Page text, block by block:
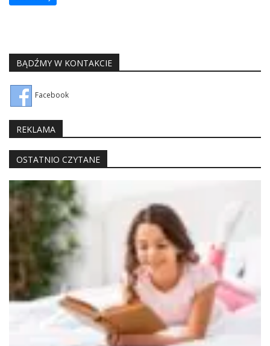
BĄDŹMY W KONTAKCIE
Facebook
REKLAMA
OSTATNIO CZYTANE